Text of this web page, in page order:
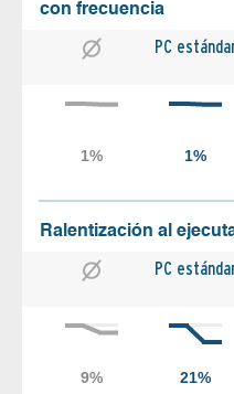
con frecuencia
PC
Ralentización al
PC